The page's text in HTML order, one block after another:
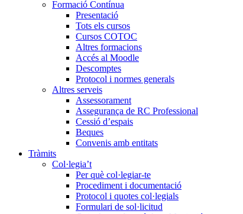
Formació Contínua
Presentació
Tots els cursos
Cursos COTOC
Altres formacions
Accés al Moodle
Descomptes
Protocol i normes generals
Altres serveis
Assessorament
Assegurança de RC Professional
Cessió d’espais
Beques
Convenis amb entitats
Tràmits
Col·legia’t
Per què col·legiar-te
Procediment i documentació
Protocol i quotes col·legials
Formulari de sol·licitud